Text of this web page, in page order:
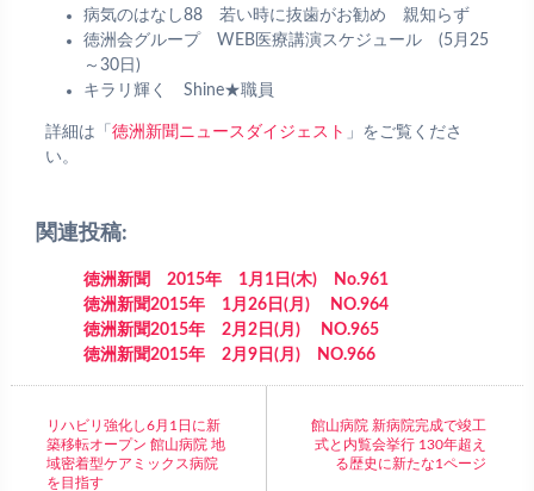
病気のはなし88 若い時に抜歯がお勧め 親知らず
徳洲会グループ WEB医療講演スケジュール (5月25
～30日)
キラリ輝く Shine★職員
詳細は「 徳洲新聞ニュースダイジェスト 」をご覧くださ
い。
関連投稿:
徳洲新聞 2015年 1月1日(木) No.961
徳洲新聞2015年 1月26日(月) NO.964
徳洲新聞2015年 2月2日(月) NO.965
徳洲新聞2015年 2月9日(月) NO.966
リハビリ強化し6月1日に新
築移転オープン 館山病院 地
域密着型ケアミックス病院
を目指す
館山病院 新病院完成で竣工
式と内覧会挙行 130年超え
る歴史に新たな1ページ